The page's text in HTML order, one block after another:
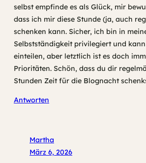
selbst empfinde es als Glück, mir
dass ich mir diese Stunde (ja, auch
schenken kann. Sicher, ich bin in
Selbstständigkeit privilegiert und
einteilen, aber letztlich ist es doch
Prioritäten. Schön, dass du dir
Stunden Zeit für die Blognacht
Antworten
Martha
März 6, 2026